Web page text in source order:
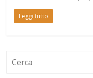
Leggi tutto